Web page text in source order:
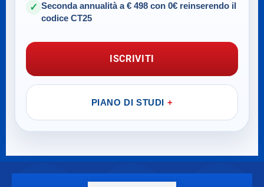
✓ Seconda annualità a € 498 con 0€ reinserendo il
codice CT25
ISCRIVITI
PIANO DI STUDI